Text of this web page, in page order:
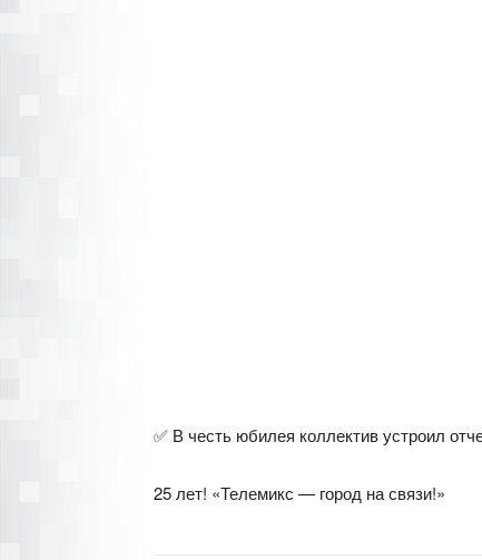
✅ В честь юбилея коллектив устроил
25 лет! «Телемикс — город на связи!»